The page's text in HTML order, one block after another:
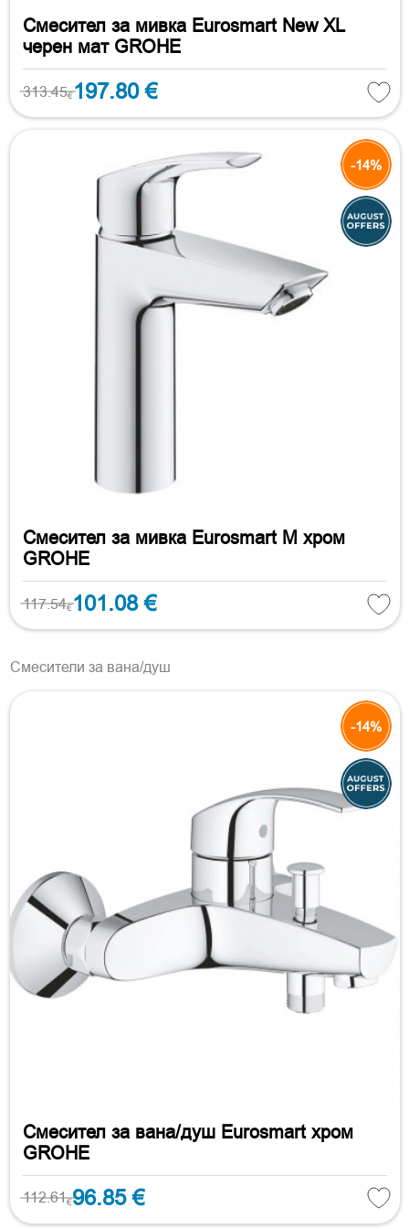
Смесител за мивка Eurosmart New XL
черен мат GROHE
313.45€197.80 €
-14%
Смесител за мивка Eurosmart M хром
GROHE
117.54€101.08 €
Смесители за вана/душ
-14%
Смесител за вана/душ Eurosmart хром
GROHE
112.61€96.85 €